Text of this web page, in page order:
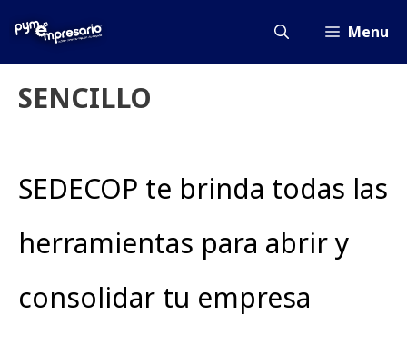
Menu
SENCILLO
SEDECOP te brinda todas las
herramientas para abrir y
consolidar tu empresa